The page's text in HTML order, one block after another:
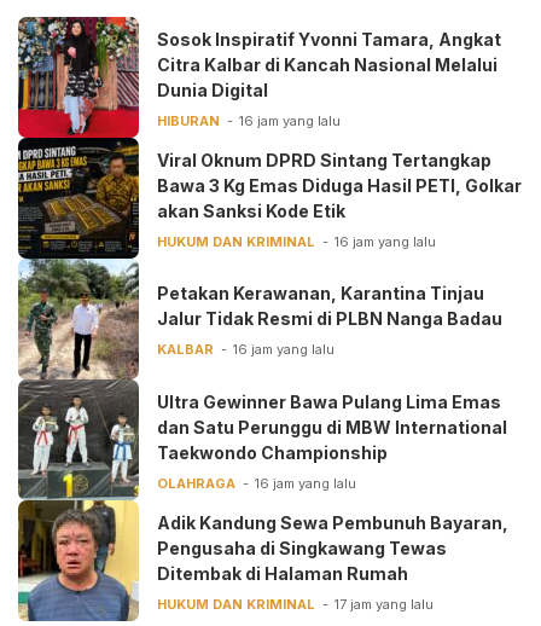
‎Sosok Inspiratif Yvonni Tamara, Angkat
Citra Kalbar di Kancah Nasional Melalui
Dunia Digital ‎
HIBURAN 16 jam yang lalu
Viral Oknum DPRD Sintang Tertangkap
Bawa 3 Kg Emas Diduga Hasil PETI, Golkar
akan Sanksi Kode Etik
HUKUM DAN KRIMINAL 16 jam yang lalu
Petakan Kerawanan, Karantina Tinjau
Jalur Tidak Resmi di PLBN Nanga Badau
KALBAR 16 jam yang lalu
Ultra Gewinner Bawa Pulang Lima Emas
dan Satu Perunggu di MBW International
Taekwondo Championship
OLAHRAGA 16 jam yang lalu
Adik Kandung Sewa Pembunuh Bayaran,
Pengusaha di Singkawang Tewas
Ditembak di Halaman Rumah
HUKUM DAN KRIMINAL 17 jam yang lalu